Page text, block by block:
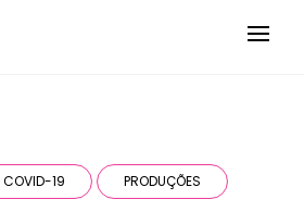
COVID-19 PRODUÇÕES